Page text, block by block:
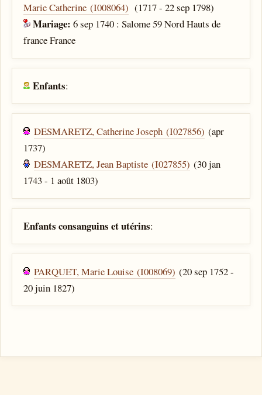
Marie Catherine (I008064) (1717 - 22 sep 1798)
Mariage:6 sep 1740 : Salome 59 Nord Hauts de
france France
Enfants:
DESMARETZ, Catherine Joseph (I027856) (apr
1737)
DESMARETZ, Jean Baptiste (I027855) (30 jan
1743 - 1 août 1803)
Enfants consanguins et utérins:
PARQUET, Marie Louise (I008069) (20 sep 1752 -
20 juin 1827)